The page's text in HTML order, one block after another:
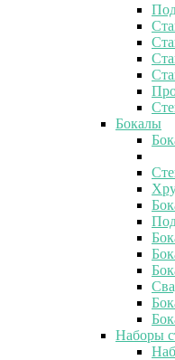
Бокалы
Наборы